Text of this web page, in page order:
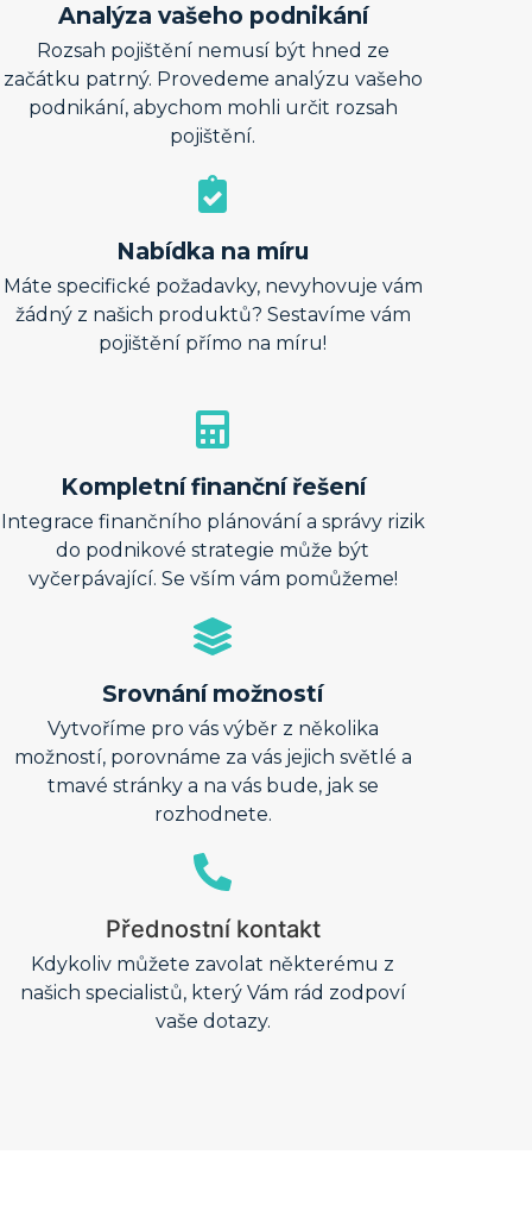
Analýza vašeho podnikání​
Rozsah pojištění nemusí být hned ze
začátku patrný. Provedeme analýzu vašeho
podnikání, abychom mohli určit rozsah
pojištění.​
Nabídka na míru​
Máte specifické požadavky, nevyhovuje vám
žádný z našich produktů? Sestavíme vám
pojištění přímo na míru!​
Kompletní finanční řešení​
Integrace finančního plánování a správy rizik
do podnikové strategie může být
vyčerpávající. Se vším vám pomůžeme!
Srovnání možností
Vytvoříme pro vás výběr z několika
možností, porovnáme za vás jejich světlé a
tmavé stránky a na vás bude, jak se
rozhodnete.​
Přednostní kontakt
Kdykoliv můžete zavolat některému z
našich specialistů, který Vám rád zodpoví
vaše dotazy.